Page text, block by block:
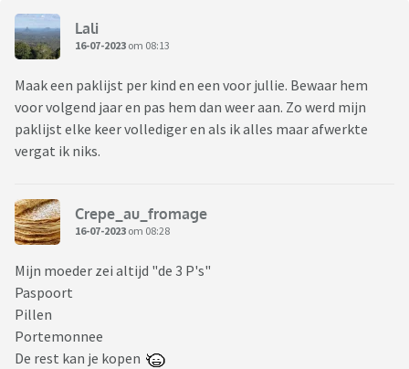
Lali
16-07-2023 om 08:13
Maak een paklijst per kind en een voor jullie. Bewaar hem
voor volgend jaar en pas hem dan weer aan. Zo werd mijn
paklijst elke keer vollediger en als ik alles maar afwerkte
vergat ik niks.
Crepe_au_fromage
16-07-2023 om 08:28
Mijn moeder zei altijd "de 3 P's"
Paspoort
Pillen
Portemonnee
De rest kan je kopen